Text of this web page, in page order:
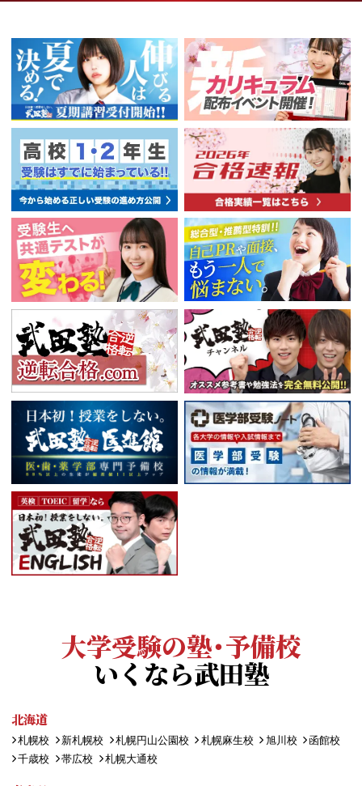
大学受験の塾・予備校
いくなら武田塾
北海道
札幌校 新札幌校 札幌円山公園校 札幌麻生校 旭川校
函館校
千歳校
帯広校 札幌大通校